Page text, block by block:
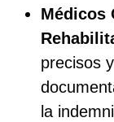
Médicos
precisos
la